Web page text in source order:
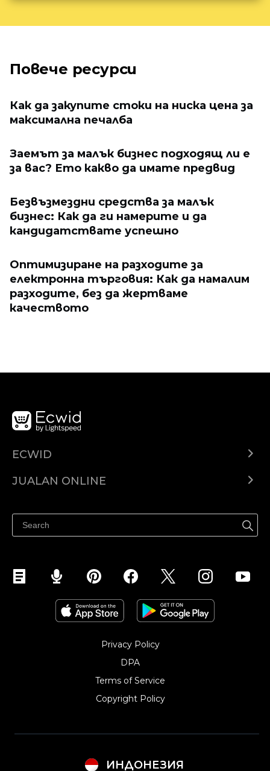
Повече ресурси
Как да закупите стоки на ниска цена за
максимална печалба
Заемът за малък бизнес подходящ ли е
за вас? Ето какво да имате предвид
Безвъзмездни средства за малък
бизнес: Как да ги намерите и да
кандидатствате успешно
Оптимизиране на разходите за
електронна търговия: Как да намалим
разходите, без да жертваме
качеството
ECWID
Pusat Bantuan
JUALAN ONLINE
Jualan di Facebook
Privacy Policy
DPA
Terms of Service
Copyright Policy‎
ИНДОНЕЗИЯ